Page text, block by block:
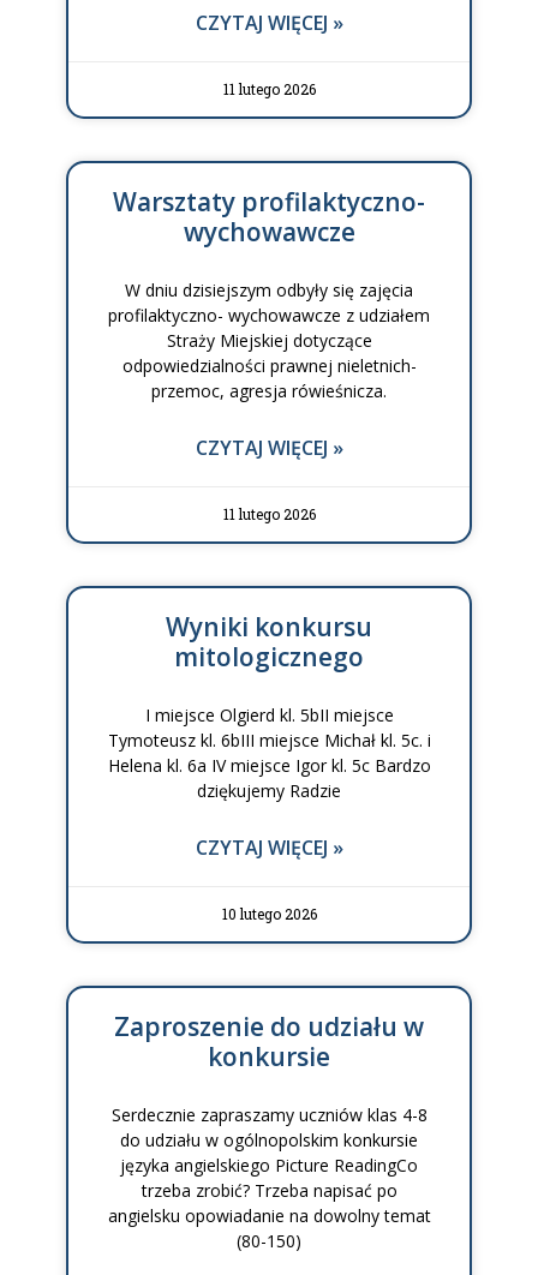
CZYTAJ WIĘCEJ »
11 lutego 2026
Warsztaty profilaktyczno-
wychowawcze
W dniu dzisiejszym odbyły się zajęcia
profilaktyczno- wychowawcze z udziałem
Straży Miejskiej dotyczące
odpowiedzialności prawnej nieletnich-
przemoc, agresja rówieśnicza.
CZYTAJ WIĘCEJ »
11 lutego 2026
Wyniki konkursu
mitologicznego
I miejsce Olgierd kl. 5bII miejsce
Tymoteusz kl. 6bIII miejsce Michał kl. 5c. i
Helena kl. 6a IV miejsce Igor kl. 5c Bardzo
dziękujemy Radzie
CZYTAJ WIĘCEJ »
10 lutego 2026
Zaproszenie do udziału w
konkursie
Serdecznie zapraszamy uczniów klas 4-8
do udziału w ogólnopolskim konkursie
języka angielskiego Picture ReadingCo
trzeba zrobić? Trzeba napisać po
angielsku opowiadanie na dowolny temat
(80-150)